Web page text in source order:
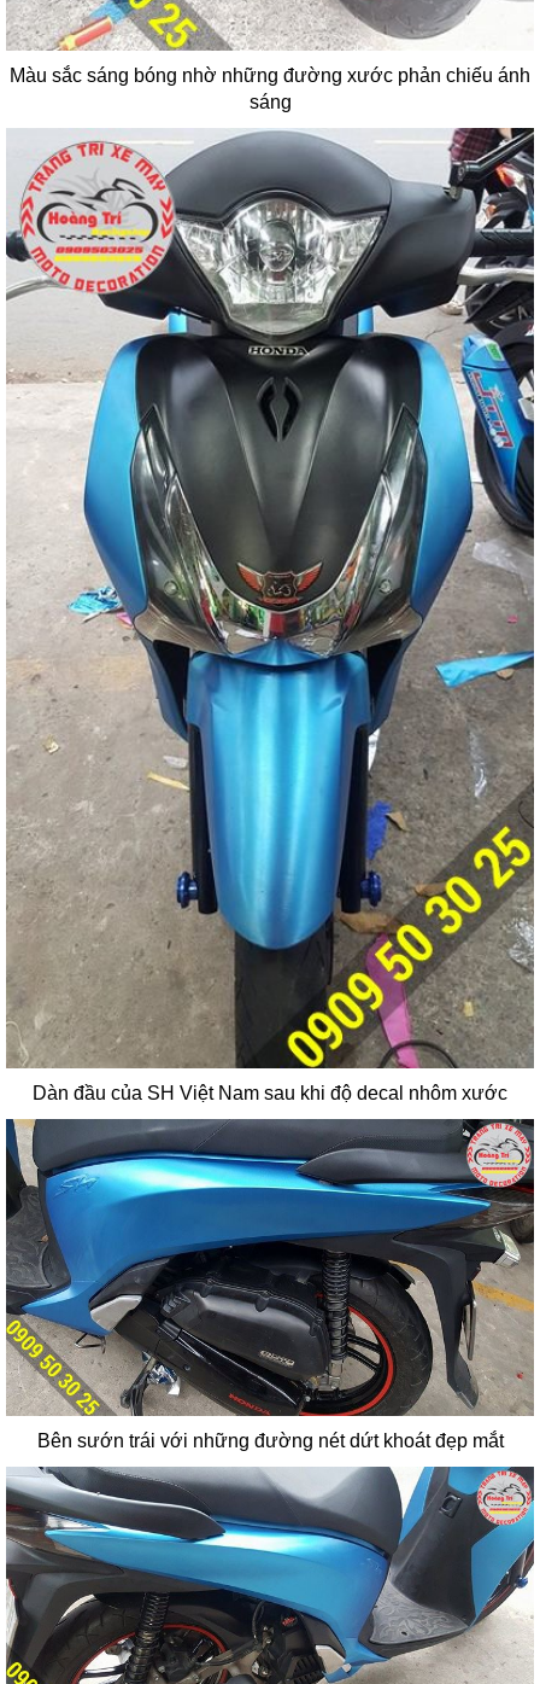
Màu sắc sáng bóng nhờ những đường xước phản chiếu ánh
sáng
Dàn đầu của SH Việt Nam sau khi độ decal nhôm xước
Bên sướn trái với những đường nét dứt khoát đẹp mắt